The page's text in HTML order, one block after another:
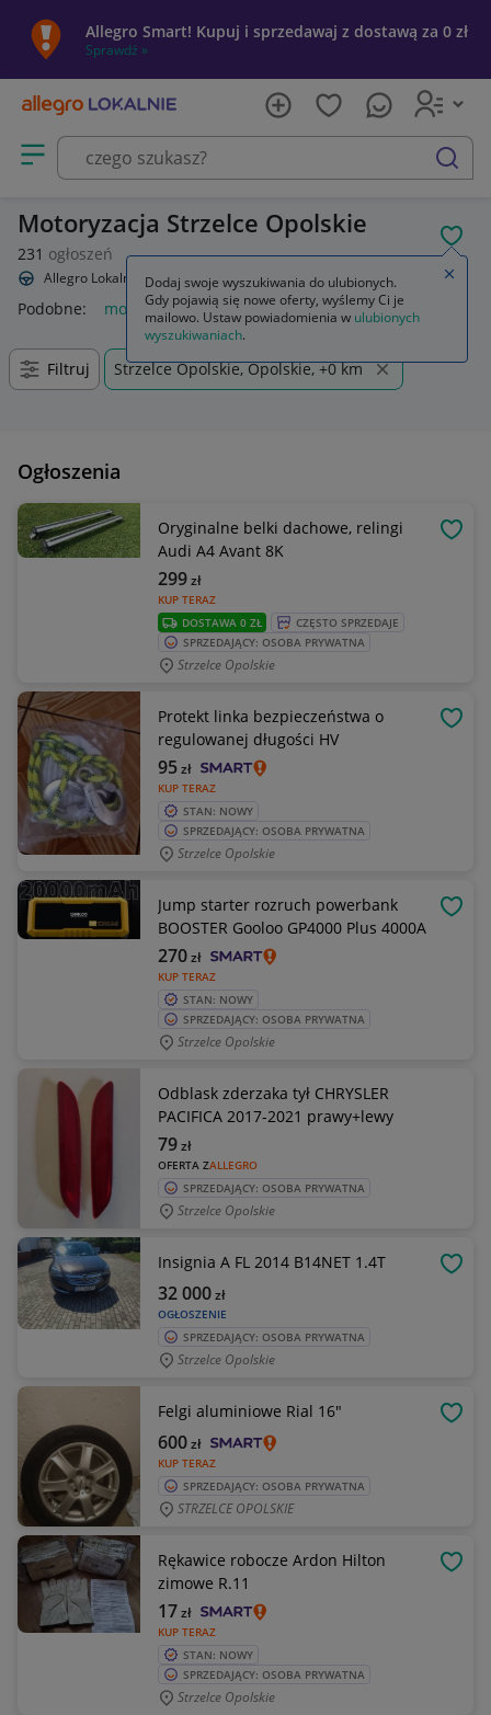
Allegro Smart! Kupuj i sprzedawaj z dostawą za 0 zł
Sprawdź »
Otwórz menu z kategoriami
szukaj
Motoryzacja Strzelce Opolskie
231 ogłoszeń
Allegro Lokalnie Motoryzacja
Podobne: motoryzacja motoryzacja samochody osobowe
Filtruj Strzelce Opolskie, Opolskie, +0 km
Ogłoszenia
Oryginalne belki dachowe, relingi
Audi A4 Avant 8K
KUP TERAZ
299zł
DOSTAWA 0 ZŁ
CZĘSTO SPRZEDAJE
SPRZEDAJĄCY: OSOBA PRYWATNA
Strzelce Opolskie
Protekt linka bezpieczeństwa o
regulowanej długości HV
KUP TERAZ
95zł
STAN: NOWY
SPRZEDAJĄCY: OSOBA PRYWATNA
Strzelce Opolskie
Jump starter rozruch powerbank
BOOSTER Gooloo GP4000 Plus 4000A
KUP TERAZ
270zł
STAN: NOWY
SPRZEDAJĄCY: OSOBA PRYWATNA
Strzelce Opolskie
Odblask zderzaka tył CHRYSLER
PACIFICA 2017-2021 prawy+lewy
OFERTA ZALLEGRO
79zł
SPRZEDAJĄCY: OSOBA PRYWATNA
Strzelce Opolskie
Insignia A FL 2014 B14NET 1.4T
OGŁOSZENIE
32 000zł
SPRZEDAJĄCY: OSOBA PRYWATNA
Strzelce Opolskie
Felgi aluminiowe Rial 16"
KUP TERAZ
600zł
SPRZEDAJĄCY: OSOBA PRYWATNA
STRZELCE OPOLSKIE
Rękawice robocze Ardon Hilton
zimowe R.11
KUP TERAZ
17zł
STAN: NOWY
SPRZEDAJĄCY: OSOBA PRYWATNA
Strzelce Opolskie
Dodaj swoje wyszukiwania do ulubionych.
Gdy pojawią się nowe oferty, wyślemy Ci je
mailowo. Ustaw powiadomienia w ulubionych
wyszukiwaniach.